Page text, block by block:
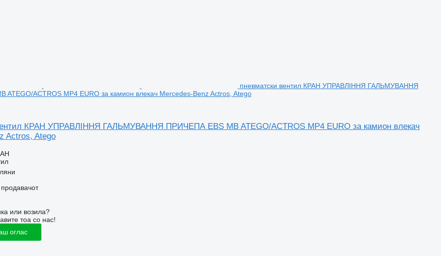
пневматски вентил КРАН УПРАВЛІННЯ ГАЛЬМУВАННЯ
ATEGO/ACTROS MP4 EURO за камион влекач Mercedes-Benz Actros, Atego
КРАН УПРАВЛІННЯ ГАЛЬМУВАННЯ ПРИЧЕПА EBS MB ATEGO/ACTROS MP4 EURO за камион влекач
Actros, Atego
продавачот
или возила?
тоа со нас!
оглас